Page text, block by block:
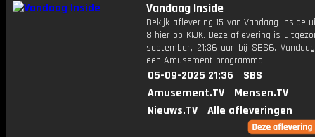
Vandaag Inside
Bekijk aflevering 15 van Vandaag Inside
8 hier op KIJK. Deze aflevering is
september, 21:36 uur bij SBS6.
een Amusement programma
05-09-2025 21:36
SBS
Amusement.TV
Mensen.TV
Nieuws.TV
Alle afleveringen